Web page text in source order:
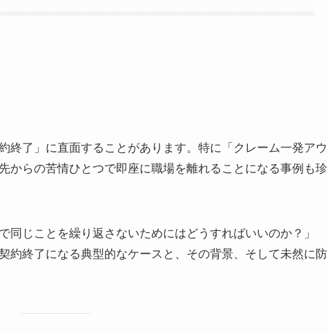
終了」に直面することがあります。特に「クレーム一発アウ
からの苦情ひとつで即座に職場を離れることになる事例も珍
同じことを繰り返さないためにはどうすればいいのか？」
約終了になる典型的なケースと、その背景、そして未然に防